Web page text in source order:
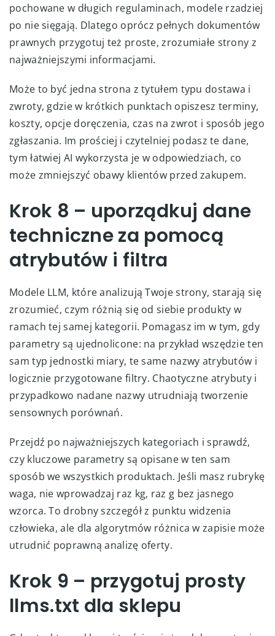
pochowane w długich regulaminach, modele rzadziej
po nie sięgają. Dlatego oprócz pełnych dokumentów
prawnych przygotuj też proste, zrozumiałe strony z
najważniejszymi informacjami.
Może to być jedna strona z tytułem typu dostawa i
zwroty, gdzie w krótkich punktach opiszesz terminy,
koszty, opcje doręczenia, czas na zwrot i sposób jego
zgłaszania. Im prościej i czytelniej podasz te dane,
tym łatwiej AI wykorzysta je w odpowiedziach, co
może zmniejszyć obawy klientów przed zakupem.
Krok 8 – uporządkuj dane
techniczne za pomocą
atrybutów i filtra
Modele LLM, które analizują Twoje strony, starają się
zrozumieć, czym różnią się od siebie produkty w
ramach tej samej kategorii. Pomagasz im w tym, gdy
parametry są ujednolicone: na przykład wszędzie ten
sam typ jednostki miary, te same nazwy atrybutów i
logicznie przygotowane filtry. Chaotyczne atrybuty i
przypadkowo nadane nazwy utrudniają tworzenie
sensownych porównań.
Przejdź po najważniejszych kategoriach i sprawdź,
czy kluczowe parametry są opisane w ten sam
sposób we wszystkich produktach. Jeśli masz rubrykę
waga, nie wprowadzaj raz kg, raz g bez jasnego
wzorca. To drobny szczegół z punktu widzenia
człowieka, ale dla algorytmów różnica w zapisie może
utrudnić poprawną analizę oferty.
Krok 9 – przygotuj prosty
llms.txt dla sklepu